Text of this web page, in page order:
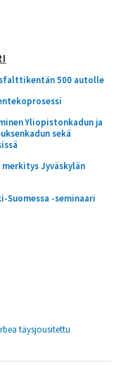
500 autolle
Yliopistonkadun ja
sekä
Jyväskylän
Suomessa -seminaari
täysjousitettu